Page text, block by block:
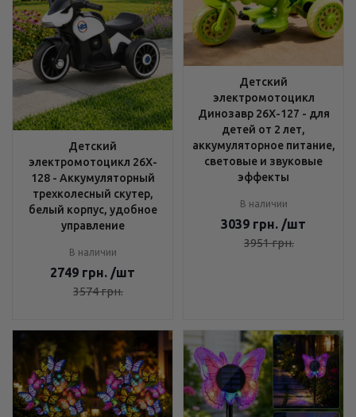
Детский
электромотоцикл 26X-
128 - Аккумуляторный
трехколесный скутер,
белый корпус, удобное
управление
В наличии
2749 грн. /шт
3574грн.
Детский
электромотоцикл
Динозавр 26X-127 - для
детей от 2 лет,
аккумуляторное питание,
световые и звуковые
эффекты
В наличии
3039 грн. /шт
3951грн.